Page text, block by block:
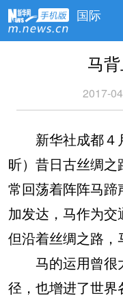
国际
马
2017-
新华社成都４
昕）昔日古丝绸
常回荡着阵阵马
加发达，马作为交
但沿着丝绸之路，
马的运用曾很
径，也增进了世